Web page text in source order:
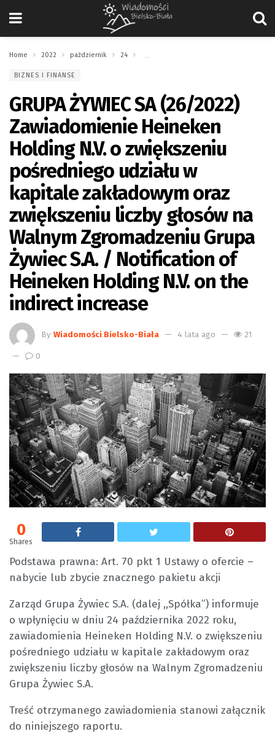
Home 2022 październik 24
BIZNES I FINANSE
GRUPA ŻYWIEC SA (26/2022)
Zawiadomienie Heineken
Holding N.V. o zwiększeniu
pośredniego udziału w
kapitale zakładowym oraz
zwiększeniu liczby głosów na
Walnym Zgromadzeniu Grupa
Żywiec S.A. / Notification of
Heineken Holding N.V. on the
indirect increase
By Wiadomości Bielsko-Biała 4 lata ago 21
0
0
Shares
Podstawa prawna: Art. 70 pkt 1 Ustawy o ofercie –
nabycie lub zbycie znacznego pakietu akcji
Zarząd Grupa Żywiec S.A. (dalej ,,Spółka”) informuje
o wpłynięciu w dniu 24 października 2022 roku,
zawiadomienia Heineken Holding N.V. o zwiększeniu
pośredniego udziału w kapitale zakładowym oraz
zwiększeniu liczby głosów na Walnym Zgromadzeniu
Grupa Żywiec S.A.
Treść otrzymanego zawiadomienia stanowi załącznik
do niniejszego raportu.